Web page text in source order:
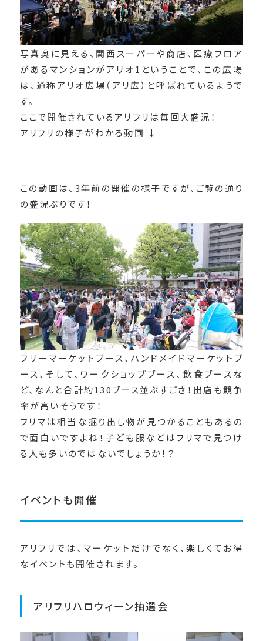
写真奥に見える、関西スーパーや商店、医療フロア
があるマンションがアリオ1ということで、この広場
は、通称アリオ広場（アリ広）と呼ばれているようで
す。
ここで開催されているアリフリは毎回大盛況！
アリフリの様子がわかる動画 ↓
この動画は、3年前の開催の様子ですが、ご覧の通り
の盛況ぶりです！
フリーマーケットブース、ハンドメイドマーケットブ
ース、そして、ワークショップブース、飲食ブースな
ど、なんと合計約130ブース並ぶすごさ！出店も競争
率が高いそうです！
フリマは相当な掘り出し物が見つかることもあるの
で面白いですよね！子ども服などはフリマで見つけ
る人も多いのではないでしょうか！？
イベントも開催
アリフリでは、マーケットだけでなく、楽しくてお得
なイベントも開催されます。
アリフリハロウィーン抽選会